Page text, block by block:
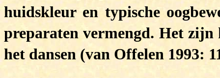
huidskleur en typische
preparaten vermengd. Het
het dansen (van Offelen 1993: